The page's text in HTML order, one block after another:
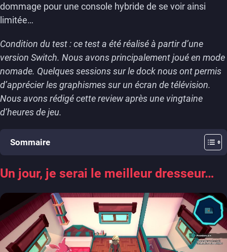
dommage pour une console hybride de se voir ainsi
limitée…
Condition du test : ce test a été réalisé à partir d’une
version Switch. Nous avons principalement joué en mode
nomade. Quelques sessions sur le dock nous ont permis
d’apprécier les graphismes sur un écran de télévision.
Nous avons rédigé cette review après une vingtaine
d’heures dejeu.
Sommaire
Un jour, je serai le meilleur dresseur…